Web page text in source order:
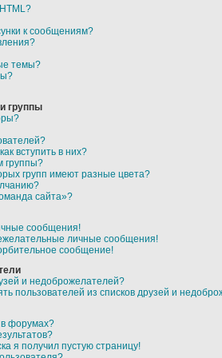
к сообщениям?
темы?
группы
вступить в них?
группы?
групп имеют разные цвета?
сайта»?
сообщения!
личные сообщения!
сообщение!
и недоброжелателей?
пользователей из списков друзей и
в форумах?
я получил пустую страницу!